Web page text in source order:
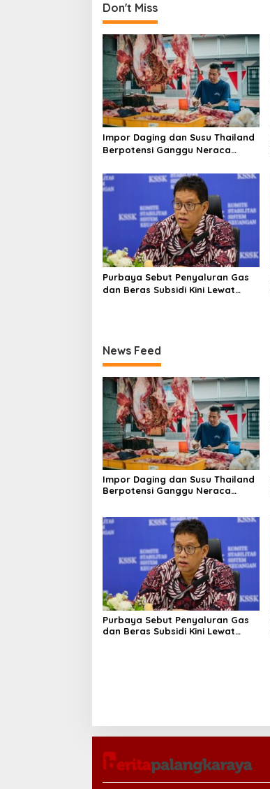
n
a
v
i
g
a
t
i
o
Don't Miss
Impor Daging dan Susu Thailand
Berpotensi Ganggu Neraca
Purbaya Sebut Penyaluran Gas
dan Beras Subsidi Kini Lewat
News Feed
Impor Daging dan Susu Thailand
Berpotensi Ganggu Neraca
Purbaya Sebut Penyaluran Gas
dan Beras Subsidi Kini Lewat